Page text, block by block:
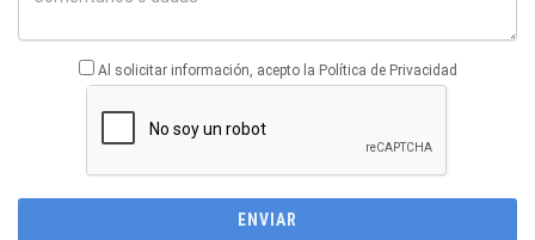
Al solicitar información, acepto la Política de Privacidad